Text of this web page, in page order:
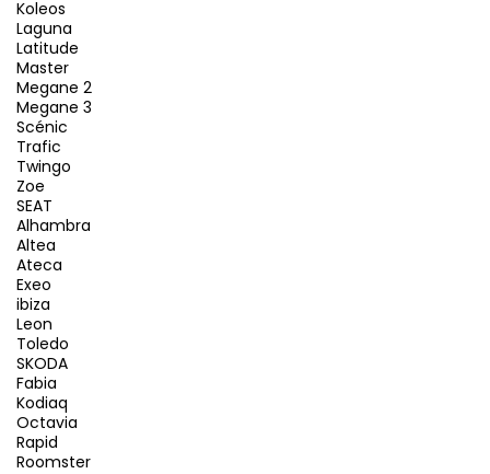
Koleos
Laguna
Latitude
Master
Megane 2
Megane 3
Scénic
Trafic
Twingo
Zoe
SEAT
Alhambra
Altea
Ateca
Exeo
ibiza
Leon
Toledo
SKODA
Fabia
Kodiaq
Octavia
Rapid
Roomster